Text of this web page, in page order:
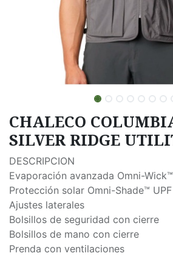
CHALECO
SILVER RIDGE
DESCRIPCION
Evaporación avanzada Omni-Wick™
Protección solar Omni-Shade™
Ajustes laterales
Bolsillos de seguridad con cierre
Bolsillos de mano con cierre
Prenda con ventilaciones